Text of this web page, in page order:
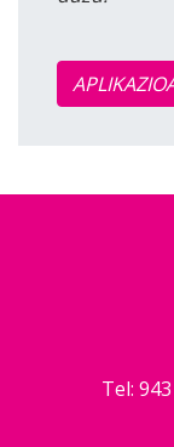
Tel: